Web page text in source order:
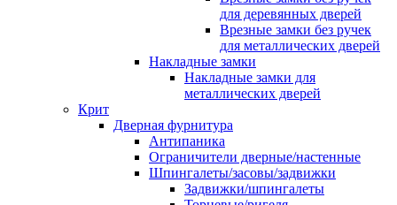
для деревянных дверей
Врезные замки без ручек
для металлических дверей
Накладные замки
Накладные замки для
металлических дверей
Крит
Дверная фурнитура
Антипаника
Ограничители дверные/настенные
Шпингалеты/засовы/задвижки
Задвижки/шпингалеты